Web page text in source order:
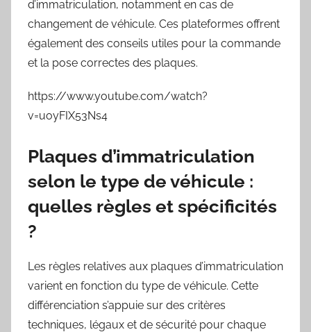
d’immatriculation, notamment en cas de
changement de véhicule. Ces plateformes offrent
également des conseils utiles pour la commande
et la pose correctes des plaques.
https://www.youtube.com/watch?
v=uoyFIX53Ns4
Plaques d’immatriculation
selon le type de véhicule :
quelles règles et spécificités
?
Les règles relatives aux plaques d’immatriculation
varient en fonction du type de véhicule. Cette
différenciation s’appuie sur des critères
techniques, légaux et de sécurité pour chaque